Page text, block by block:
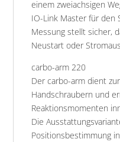
einem zweiachsigen
IO-Link Master für den
Messung stellt sicher,
Neustart oder
carbo-arm 220
Der carbo-arm dient
Handschraubern und
Reaktionsmomenten
Die
Positionsbestimmung